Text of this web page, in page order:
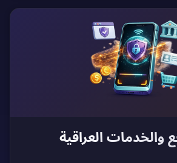
والخدمات العراقية